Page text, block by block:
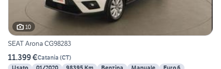
10
SEAT Arona CG98283
11.399 €Catania (CT)